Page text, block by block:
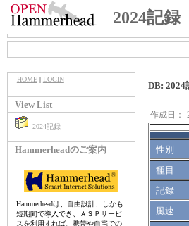
2024記録
HOME| LOGIN
View List
2024記録
Hammerheadのご案内
Hammerheadは、自由設計、しかも
短期間で導入でき、ＡＳＰサービ
スを利用すれば、携帯や自宅での
DB: 2024
作成日：
性別
種目
記録
風速